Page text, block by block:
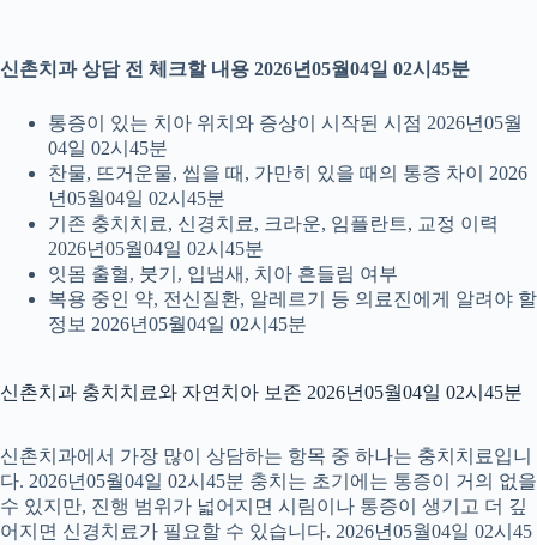
신촌치과 상담 전 체크할 내용 2026년05월04일 02시45분
통증이 있는 치아 위치와 증상이 시작된 시점 2026년05월
04일 02시45분
찬물, 뜨거운물, 씹을 때, 가만히 있을 때의 통증 차이 2026
년05월04일 02시45분
기존 충치치료, 신경치료, 크라운, 임플란트, 교정 이력
2026년05월04일 02시45분
잇몸 출혈, 붓기, 입냄새, 치아 흔들림 여부
복용 중인 약, 전신질환, 알레르기 등 의료진에게 알려야 할
정보 2026년05월04일 02시45분
신촌치과 충치치료와 자연치아 보존 2026년05월04일 02시45분
신촌치과에서 가장 많이 상담하는 항목 중 하나는 충치치료입니
다. 2026년05월04일 02시45분 충치는 초기에는 통증이 거의 없을
수 있지만, 진행 범위가 넓어지면 시림이나 통증이 생기고 더 깊
어지면 신경치료가 필요할 수 있습니다. 2026년05월04일 02시45